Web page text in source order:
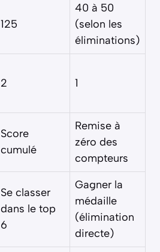
125
40 à 50
(selon les
éliminations)
2 1
Score
cumulé
Remise à
zéro des
compteurs
Se classer
dans le top
6
Gagner la
médaille
(élimination
directe)